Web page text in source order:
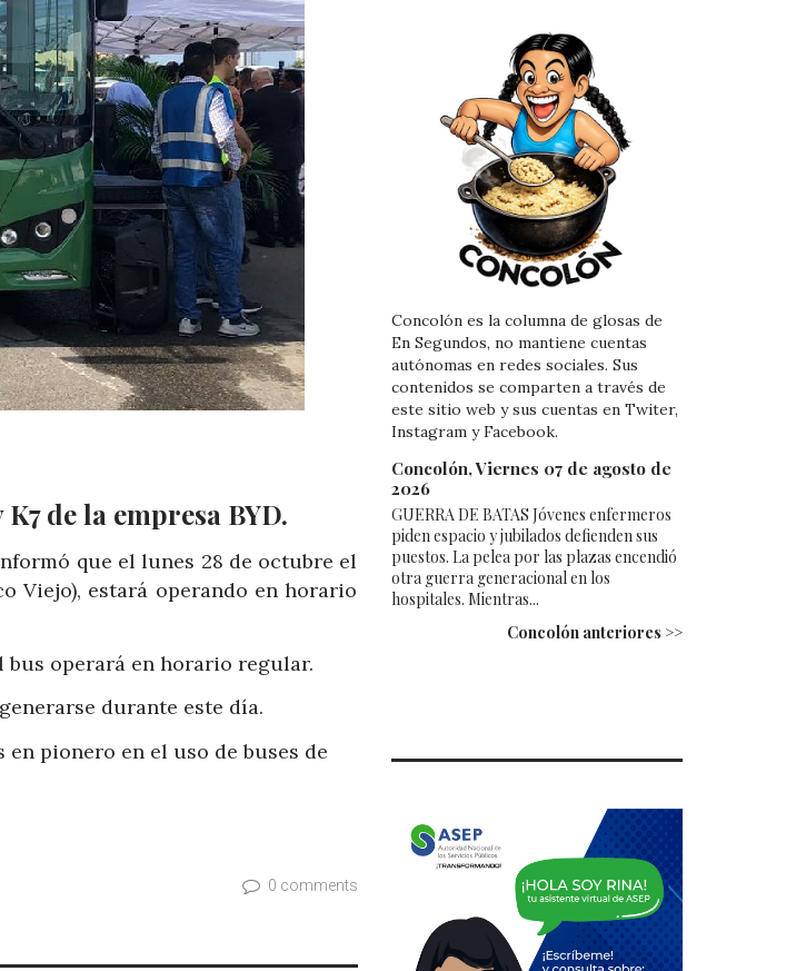
de la empresa BYD.
que el lunes 28 de octubre el
Viejo), estará operando en horario
bus operará en horario regular.
durante este día.
pionero en el uso de buses de
0 comments
Concolón es la columna de glosas de
En Segundos, no mantiene cuentas
autónomas en redes sociales. Sus
contenidos se comparten a través de
este sitio web y sus cuentas en Twiter,
Instagram y Facebook.
Concolón, Viernes 07 de agosto de
2026
GUERRA DE BATAS Jóvenes enfermeros
piden espacio y jubilados defienden sus
puestos. La pelea por las plazas encendió
otra guerra generacional en los
hospitales. Mientras...
Concolón anteriores >>